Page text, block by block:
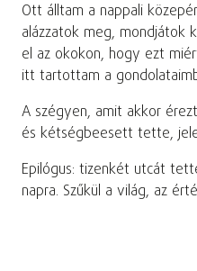
Ott álltam a nappali
alázzatok meg, mondjátok
el az okokon, hogy ezt
itt tartottam a
A szégyen, amit akkor
és kétségbeesett tette,
Epilógus: tizenkét utcát
napra. Szűkül a világ, az